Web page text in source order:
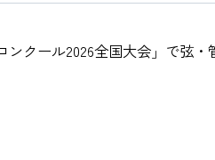
ンクール2026全国大会」で弦